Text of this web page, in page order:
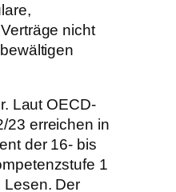
nicht
Laut OECD-
23 erreichen in
der 16- bis
1
Lesen. Der